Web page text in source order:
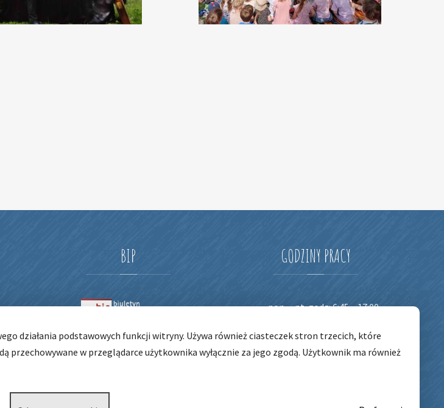
BIP GODZINY PRACY
pon. – pt. godz: 6:45 – 17:00
działania podstawowych funkcji witryny. Używa również ciasteczek stron trzecich, które
w przeglądarce użytkownika wyłącznie za jego zgodą. Użytkownik ma również